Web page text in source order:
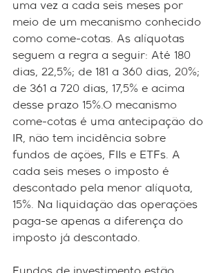
uma vez a cada seis meses por
meio de um mecanismo conhecido
como come-cotas. As alíquotas
seguem a regra a seguir: Até 180
dias, 22,5%; de 181 a 360 dias, 20%;
de 361 a 720 dias, 17,5% e acima
desse prazo 15%.O mecanismo
come-cotas é uma antecipação do
IR, não tem incidência sobre
fundos de ações, FIIs e ETFs. A
cada seis meses o imposto é
descontado pela menor alíquota,
15%. Na liquidação das operações
paga-se apenas a diferença do
imposto já descontado.